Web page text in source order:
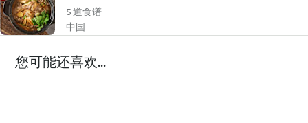
5 道食谱
中国
您可能还喜欢...